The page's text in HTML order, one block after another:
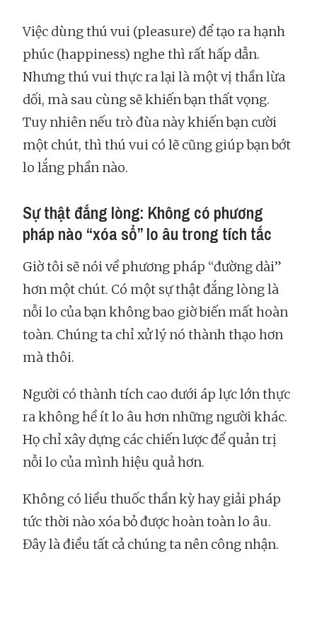
Việc dùng thú vui (pleasure) để tạo ra hạnh
phúc (happiness) nghe thì rất hấp dẫn.
Nhưng thú vui thực ra lại là một vị thần lừa
dối, mà sau cùng sẽ khiến bạn thất vọng.
Tuy nhiên nếu trò đùa này khiến bạn cười
một chút, thì thú vui có lẽ cũng giúp bạn bớt
lo lắng phần nào.
Sự thật đắng lòng: Không có phương
pháp nào “xóa sổ” lo âu trong tích tắc
Giờ tôi sẽ nói về phương pháp “đường dài”
hơn một chút. Có một sự thật đắng lòng là
nỗi lo của bạn không bao giờ biến mất hoàn
toàn. Chúng ta chỉ xử lý nó thành thạo hơn
mà thôi.
Người có thành tích cao dưới áp lực lớn thực
ra không hề ít lo âu hơn những người khác.
Họ chỉ xây dựng các chiến lược để quản trị
nỗi lo của mình hiệu quả hơn.
Không có liều thuốc thần kỳ hay giải pháp
tức thời nào xóa bỏ được hoàn toàn lo âu.
Đây là điều tất cả chúng ta nên công nhận.